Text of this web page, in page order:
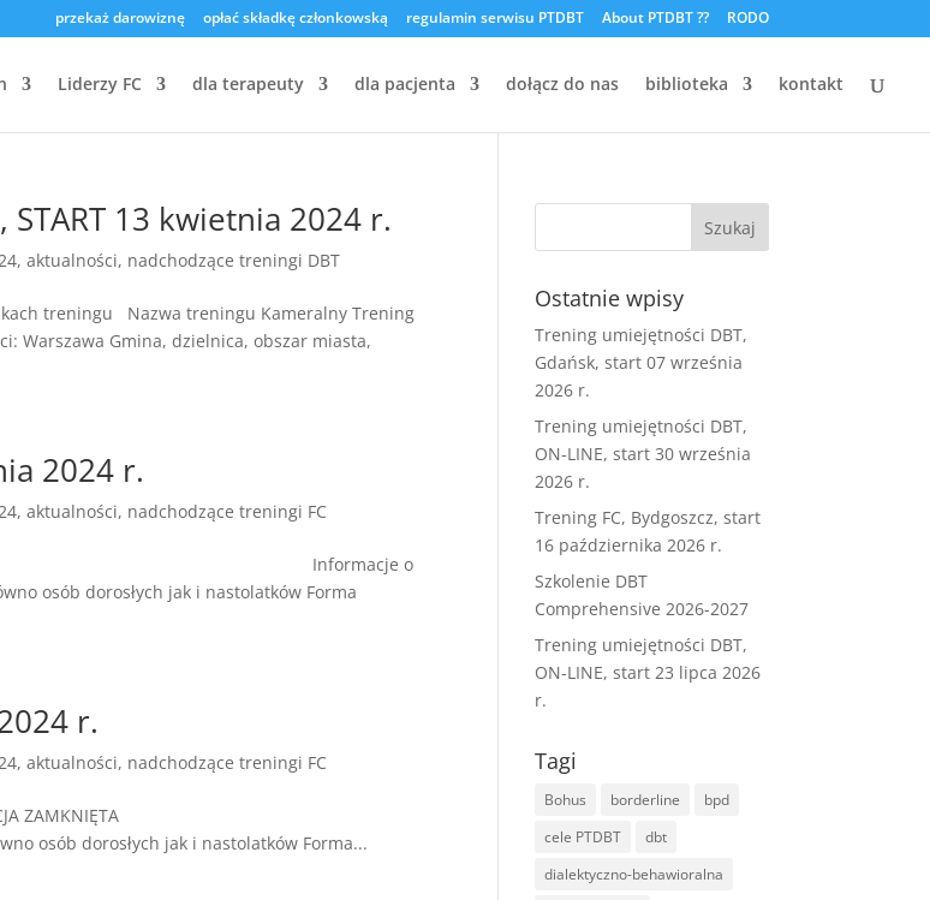
przekaż darowiznę opłać składkę członkowską regulamin serwisu PTDBT About PTDBT ?? RODO
Liderzy FC dla terapeuty dla pacjenta dołącz do nas biblioteka kontakt
13 kwietnia 2024 r.
,aktualności, nadchodzące treningi DBT
treningu Nazwa treningu Kameralny Trening
Warszawa Gmina, dzielnica, obszar miasta,
2024 r.
,aktualności, nadchodzące treningi FC
Informacje o
osób dorosłych jak i nastolatków Forma
r.
,aktualności, nadchodzące treningi FC
REKRUTACJA ZAMKNIĘTA
dorosłych jak i nastolatków Forma...
Ostatnie wpisy
Trening umiejętności DBT,
Gdańsk, start 07 września
2026 r.
Trening umiejętności DBT,
ON-LINE, start 30 września
2026 r.
Trening FC, Bydgoszcz, start
16 października 2026 r.
Szkolenie DBT
Comprehensive 2026-2027
Trening umiejętności DBT,
ON-LINE, start 23 lipca 2026
r.
Tagi
Bohus borderline
bpd
cele PTDBT
dbt
dialektyczno-behawioralna